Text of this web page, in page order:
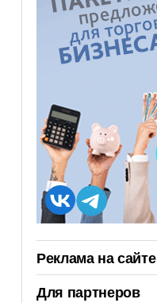
Реклама на сайте
Для партнеров